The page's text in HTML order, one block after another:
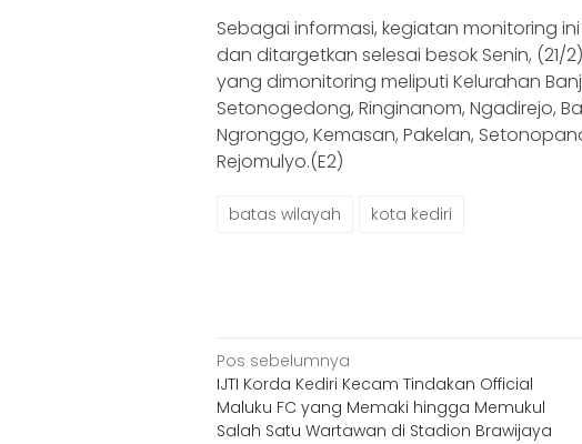
Sebagai informasi, kegiatan monitoring
dan ditargetkan selesai besok Senin, (21/
yang dimonitoring meliputi Kelurahan
Setonogedong, Ringinanom, Ngadirejo,
Ngronggo, Kemasan, Pakelan,
Rejomulyo.(E2)
batas wilayah kota kediri
Navigasi
pos
Pos sebelumnya
IJTI Korda Kediri Kecam Tindakan Official
Maluku FC yang Memaki hingga Memukul
Salah Satu Wartawan di Stadion Brawijaya